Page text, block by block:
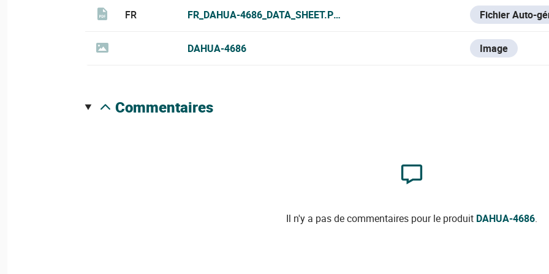
FR FR_DAHUA-4686_DATA_SHEET.PDF Fichier Auto-
DAHUA-4686 Image
commentaires
Il n'y a pas de commentaires pour le produit DAHUA-4686.